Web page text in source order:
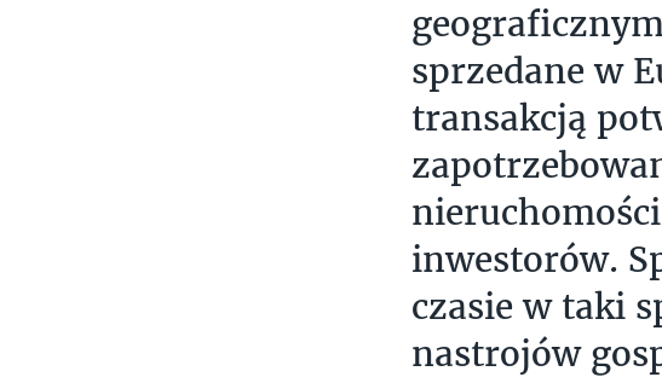
sprzedane w
transakcją
inwestorów.
czasie w taki
nastrojów